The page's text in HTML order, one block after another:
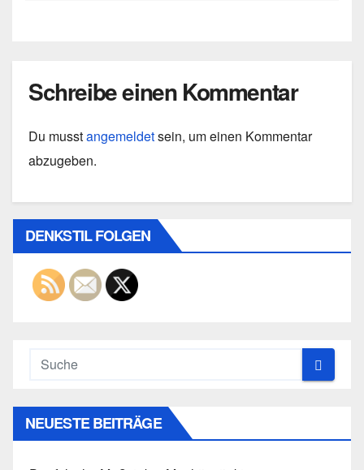
Schreibe einen Kommentar
Du musstangemeldetsein, um einen Kommentar
abzugeben.
DENKSTIL FOLGEN
NEUESTE BEITRÄGE